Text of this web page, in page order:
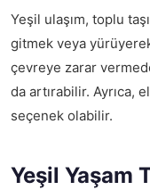
Yeşil ulaşım, toplu
gitmek veya
çevreye zarar
da artırabilir. Ayrıca,
seçenek olabilir.
Yeşil Yaşam